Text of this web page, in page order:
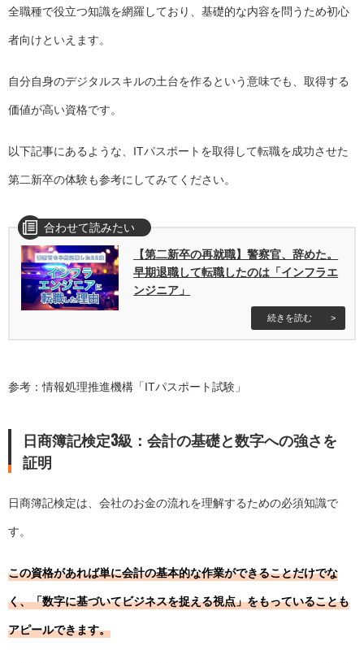
全職種で役立つ知識を網羅しており、基礎的な内容を問うため初心
者向けといえます。
自分自身のデジタルスキルの土台を作るという意味でも、取得する
価値が高い資格です。
以下記事にあるような、ITパスポートを取得して転職を成功させた
第二新卒の体験も参考にしてみてください。
【第二新卒の再就職】警察官、辞めた。
早期退職して転職したのは「インフラエ
ンジニア」
参考：情報処理推進機構「ITパスポート試験 」
日商簿記検定3級：会計の基礎と数字への強さを
証明
日商簿記検定は、会社のお金の流れを理解するための必須知識で
す。
この資格があれば単に会計の基本的な作業ができることだけでな
く、「数字に基づいてビジネスを捉える視点」をもっていることも
アピールできます。